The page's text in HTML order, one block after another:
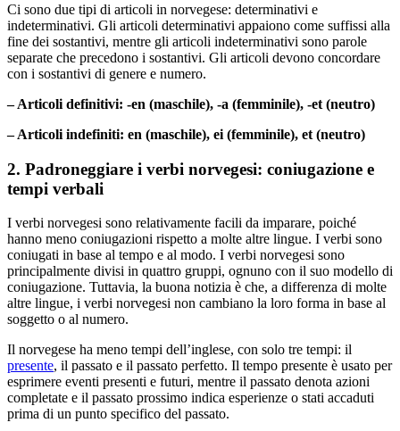
Ci sono due tipi di articoli in norvegese: determinativi e
indeterminativi. Gli articoli determinativi appaiono come suffissi alla
fine dei sostantivi, mentre gli articoli indeterminativi sono parole
separate che precedono i sostantivi. Gli articoli devono concordare
con i sostantivi di genere e numero.
– Articoli definitivi: -en (maschile), -a (femminile), -et (neutro)
– Articoli indefiniti: en (maschile), ei (femminile), et (neutro)
2. Padroneggiare i verbi norvegesi: coniugazione e
tempi verbali
I verbi norvegesi sono relativamente facili da imparare, poiché
hanno meno coniugazioni rispetto a molte altre lingue. I verbi sono
coniugati in base al tempo e al modo. I verbi norvegesi sono
principalmente divisi in quattro gruppi, ognuno con il suo modello di
coniugazione. Tuttavia, la buona notizia è che, a differenza di molte
altre lingue, i verbi norvegesi non cambiano la loro forma in base al
soggetto o al numero.
Il norvegese ha meno tempi dell’inglese, con solo tre tempi: il
presente, il passato e il passato perfetto. Il tempo presente è usato per
esprimere eventi presenti e futuri, mentre il passato denota azioni
completate e il passato prossimo indica esperienze o stati accaduti
prima di un punto specifico del passato.